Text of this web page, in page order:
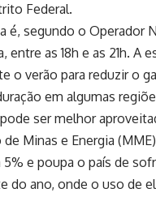
Federal.
é, segundo o Operador
as 18h e as 21h. A
o verão para reduzir o
em algumas
ser melhor
Minas e Energia
e poupa o país de
do ano, onde o uso de